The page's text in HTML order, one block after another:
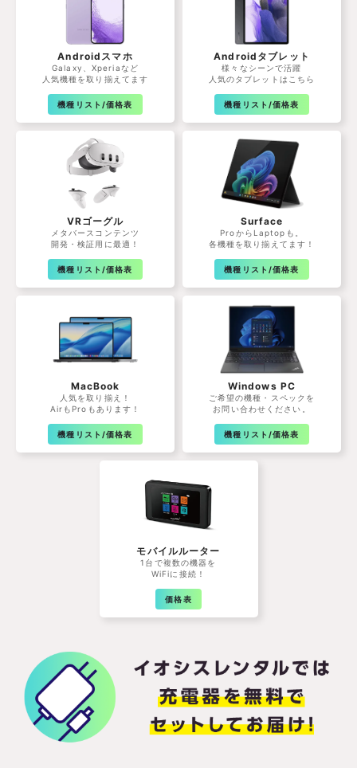
Androidスマホ
Galaxy、Xperiaなど
人気機種を取り揃えてます
機種リスト/価格表
Androidタブレット
様々なシーンで活躍
人気のタブレットはこちら
機種リスト/価格表
VRゴーグル
メタバースコンテンツ
開発・検証用に最適！
機種リスト/価格表
Surface
ProからLaptopも。
各機種を取り揃えてます！
機種リスト/価格表
MacBook
人気を取り揃え！
AirもProもあります！
機種リスト/価格表
Windows PC
ご希望の機種・スペックを
お問い合わせください。
機種リスト/価格表
モバイルルーター
1台で複数の機器を
WiFiに接続！
価格表